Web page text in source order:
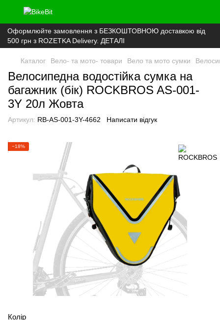
Оформлюйте замовлення з БЕЗКОШТОВНОЮ доставкою від
500 грн з ROZETKA Delivery. ДЕТАЛІ
Каталог Вело- та мото- товари Вело та мото сумки
Велосипедна водостійка сумка на
багажник (бік) ROCKBROS AS-001-
3Y 20л Жовта
Артикул: RB-AS-001-3Y-4662 Написати відгук
−18%
Колір